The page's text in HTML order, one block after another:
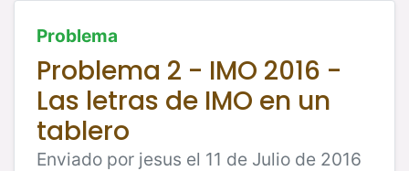
Problema
Problema 2 - IMO 2016 -
Las letras de IMO en un
tablero
Enviado por jesus el 11 de Julio de 2016